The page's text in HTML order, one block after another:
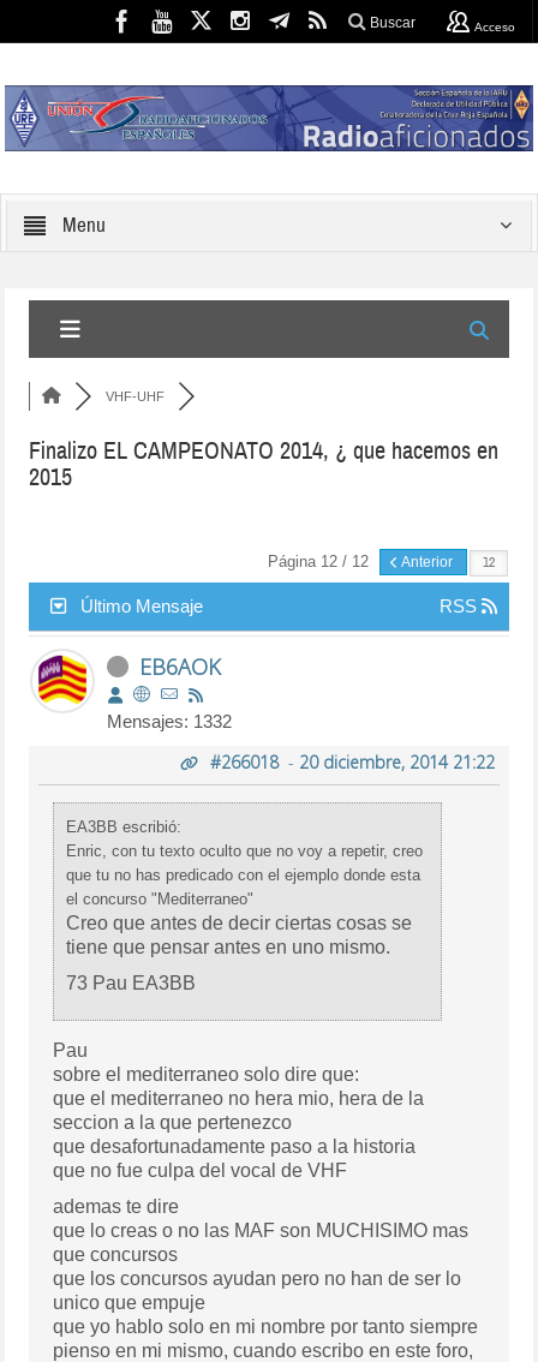
Buscar Acceso
Menu
VHF-UHF
Finalizo EL CAMPEONATO 2014, ¿ que hacemos en
2015
Página 12 / 12 Anterior
Último Mensaje RSS
EB6AOK
Mensajes: 1332
#266018- 20 diciembre, 2014 21:22
EA3BB escribió:
Enric, con tu texto oculto que no voy a repetir, creo
que tu no has predicado con el ejemplo donde esta
el concurso "Mediterraneo"
Creo que antes de decir ciertas cosas se
tiene que pensar antes en uno mismo.
73 Pau EA3BB
Pau
sobre el mediterraneo solo dire que:
que el mediterraneo no hera mio, hera de la
seccion a la que pertenezco
que desafortunadamente paso a la historia
que no fue culpa del vocal de VHF
ademas te dire
que lo creas o no las MAF son MUCHISIMO mas
que concursos
que los concursos ayudan pero no han de ser lo
unico que empuje
que yo hablo solo en mi nombre por tanto siempre
pienso en mi mismo, cuando escribo en este foro,